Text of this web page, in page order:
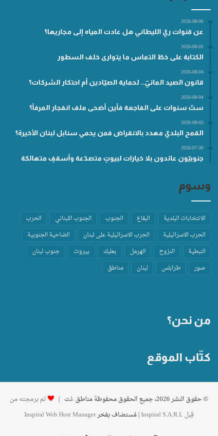
2026-08-06
عن قنوات ريّ الليطاني هل عادت المياه إلى مجاريها؟
2026-08-05
الكتابة على خطّ التماس ما يتوارى خلف السطور
2026-08-04
قانون الصيد المائيّ.. لحماية الصيّادين أم احتكار الشركات؟
2026-08-04
ستّ سنوات على الفاجعة فأين أضحى ملف انفجار المرفأ؟
2026-08-03
القمح البلديّ مهدد بالانقراض فمن يحمي سنابل لبنان الأخيرة؟
2026-07-30
جنوبيّون عائدون بلا خيارات لبيوتٍ متصدّعة وأسقفٍ متهالكة
وسوم
الانتخابات البلدية البقاع الجنوب الجنوب اللبناني
الحرب
الحرب الاسرائيلية
الحرب الاسرائيلية على لبنان
الضاحية الجنوبية
النبطية
النزوح الهرمل بعلبك بيروت
جنوب لبنان
صور
طرابلس لبنان مناطق
من نحن؟
كتّاب الموقع
© حقوق النشر 2026، جميع الحقوق محفوظة مناطق .نت |
تم برمجته من
قِبل Inspiral S.A.R.L
| مُستضاف بفخرInspiral Web Host Manager